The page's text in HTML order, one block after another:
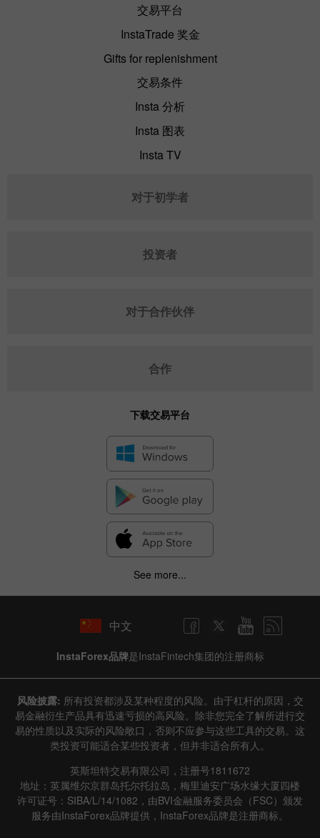
交易平台
InstaTrade 奖金
Gifts for replenishment
交易条件
Insta 分析
Insta 图表
Insta TV
对于初学者
投资者
对于合作伙伴
合作
下载交易平台
See more...
中文
InstaForex品牌是InstaFintech集团的注册商标
风险披露: 所有投资都涉及某种程度的风险。由于杠杆的原因，交
易金融衍生产品具有迅速亏损的高风险。除非您完全了解所进行交
易的性质以及实际的风险敞口，否则不应参与这些工具的交易。这
类投资可能适合某些投资者，但并非适合所有人。
英斯坦特交易有限公司，注册号1811672
地址：英属维尔京群岛托尔托拉岛，梅里迪安广场水缘大厦四楼
许可证号：SIBA/L/14/1082，由BVI金融服务委员会（FSC）颁发
服务由InstaForex品牌提供，InstaForex品牌是注册商标。